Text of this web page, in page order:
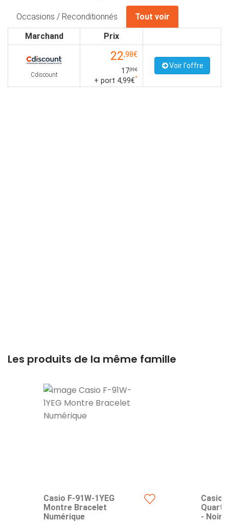
Occasions / Reconditionnés
Tout voir
Marchand
Prix
Cdiscount
22,98€
17,99€
+ port 4,99€*
Voir l'offre
Les produits de la même famille
Casio F-91W-1YEG
Montre Bracelet
Numérique
Casio
Quartz
- Noir